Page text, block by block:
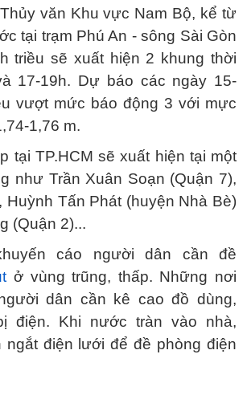
văn Khu vực Nam Bộ, kể từ
tại trạm Phú An - sông Sài Gòn
triều sẽ xuất hiện 2 khung thời
17-19h. Dự báo các ngày 15-
vượt mức báo động 3 với mực
1,76 m.
tại TP.HCM sẽ xuất hiện tại một
như Trần Xuân Soạn (Quận 7),
Huỳnh Tấn Phát (huyện Nhà Bè)
(Quận 2)...
cáo người dân cần đề
ở vùng trũng, thấp. Những nơi
dân cần kê cao đồ dùng,
điện. Khi nước tràn vào nhà,
ngắt điện lưới để đề phòng điện